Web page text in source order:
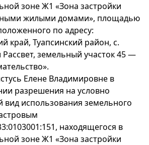
зоне Ж1 «Зона застройки
жилыми домами», площадью
по адресу:
край, Туапсинский район, с.
Рассвет, земельный участок 45 —
Елене Владимировне в
разрешения на условно
использования земельного
находящегося в
зоне Ж1 «Зона застройки